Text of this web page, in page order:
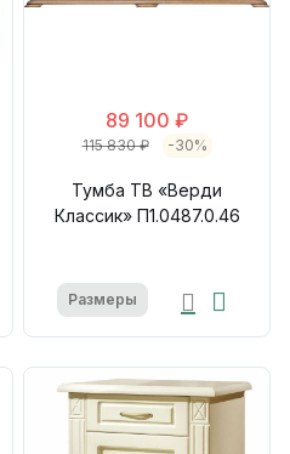
89 100 ₽
115 830 ₽ -30%
Тумба ТВ «Верди
Классик» П1.0487.0.46
Размеры